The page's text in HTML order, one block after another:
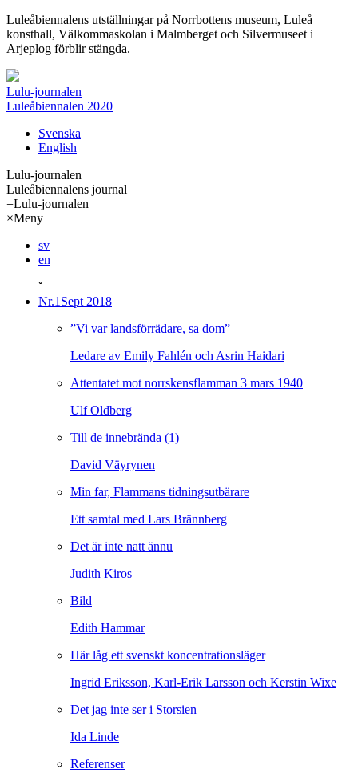
Luleåbiennalens utställningar på Norrbottens museum, Luleå
konsthall, Välkommaskolan i Malmberget och Silvermuseet i
Arjeplog förblir stängda.
Lulu-journalen
Luleåbiennalen 2020
Svenska
English
Lulu-journalen
Luleåbiennalens journal
=Lulu-journalen
×Meny
sv
en
ˇ
Nr.1 Sept 2018
”Vi var landsförrädare, sa dom”
Ledare av Emily Fahlén och Asrin Haidari
Attentatet mot norrskensflamman 3 mars 1940
Ulf Oldberg
Till de innebrända (1)
David Väyrynen
Min far, Flammans tidningsutbärare
Ett samtal med Lars Brännberg
Det är inte natt ännu
Judith Kiros
Bild
Edith Hammar
Här låg ett svenskt koncentrationsläger
Ingrid Eriksson, Karl-Erik Larsson och Kerstin Wixe
Det jag inte ser i Storsien
Ida Linde
Referenser